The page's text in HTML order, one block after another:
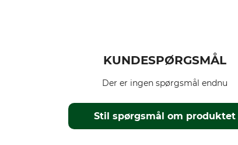
KUNDESPØRGSMÅL
Stil spørgsmål om produktet
Der er ingen spørgsmål endnu